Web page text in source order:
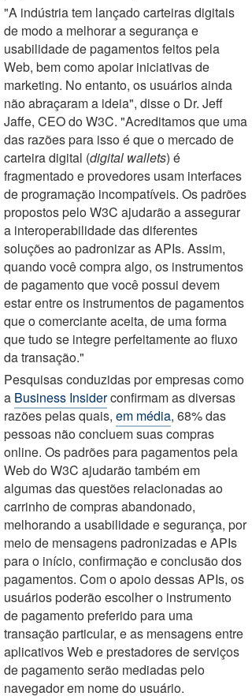
"A indústria tem lançado carteiras digitais
de modo a melhorar a segurança e
usabilidade de pagamentos feitos pela
Web, bem como apoiar iniciativas de
marketing. No entanto, os usuários ainda
não abraçaram a ideia", disse o Dr. Jeff
Jaffe, CEO do W3C. "Acreditamos que uma
das razões para isso é que o mercado de
carteira digital (digital wallets) é
fragmentado e provedores usam interfaces
de programação incompatíveis. Os padrões
propostos pelo W3C ajudarão a assegurar
a interoperabilidade das diferentes
soluções ao padronizar as APIs. Assim,
quando você compra algo, os instrumentos
de pagamento que você possui devem
estar entre os instrumentos de pagamentos
que o comerciante aceita, de uma forma
que tudo se integre perfeitamente ao fluxo
da transação."
Pesquisas conduzidas por empresas como
a Business Insiderconfirmam as diversas
razões pelas quais, em média, 68% das
pessoas não concluem suas compras
online. Os padrões para pagamentos pela
Web do W3C ajudarão também em
algumas das questões relacionadas ao
carrinho de compras abandonado,
melhorando a usabilidade e segurança, por
meio de mensagens padronizadas e APIs
para o início, confirmação e conclusão dos
pagamentos. Com o apoio dessas APIs, os
usuários poderão escolher o instrumento
de pagamento preferido para uma
transação particular, e as mensagens entre
aplicativos Web e prestadores de serviços
de pagamento serão mediadas pelo
navegador em nome do usuário.